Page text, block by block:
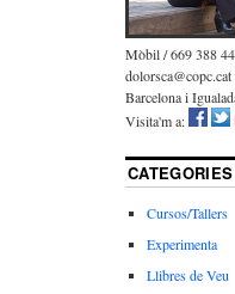
Mòbil / 669 388
dolorsca@copc.cat
Barcelona i
Visita'm a:
CATEGORIES
Cursos/Tallers
Experimenta
Llibres de Veu